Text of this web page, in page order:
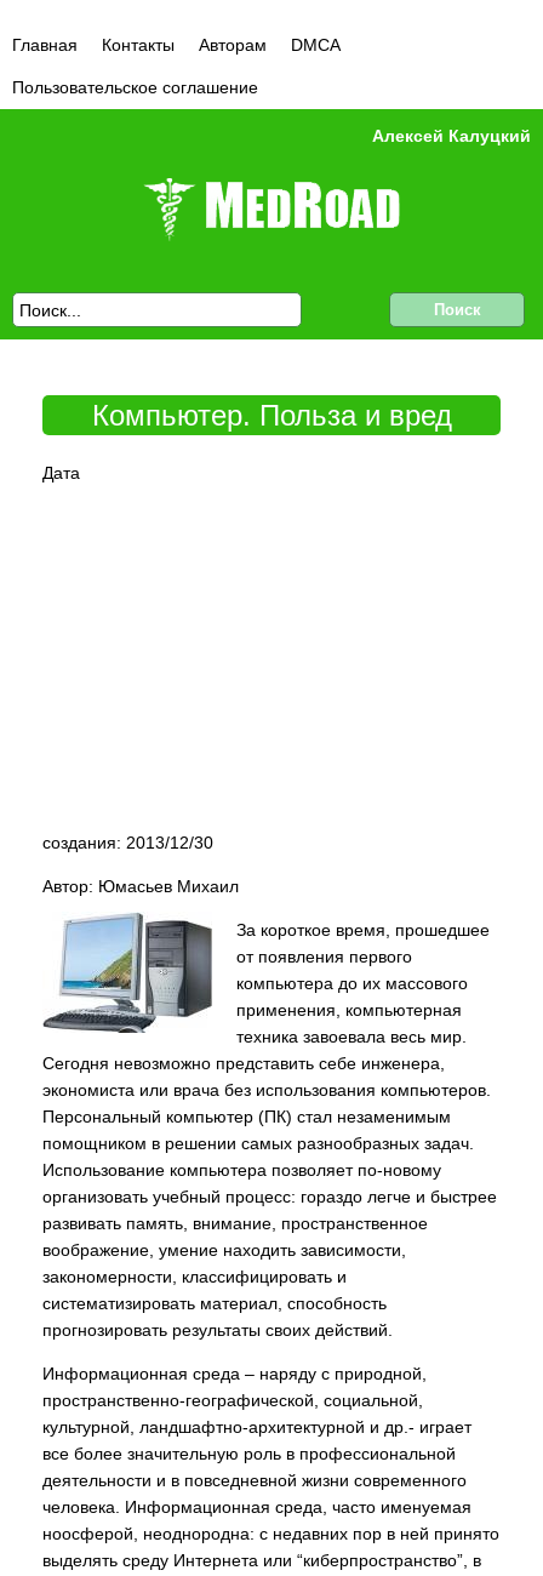
Главная Контакты Авторам DMCA
Пользовательское соглашение
Алексей Калуцкий
Компьютер. Польза и вред
Дата
создания: 2013/12/30
Автор: Юмасьев Михаил
За короткое время, прошедшее
от появления первого
компьютера до их массового
применения, компьютерная
техника завоевала весь мир.
Сегодня невозможно представить себе инженера,
экономиста или врача без использования компьютеров.
Персональный компьютер (ПК) стал незаменимым
помощником в решении самых разнообразных задач.
Использование компьютера позволяет по-новому
организовать учебный процесс: гораздо легче и быстрее
развивать память, внимание, пространственное
воображение, умение находить зависимости,
закономерности, классифицировать и
систематизировать материал, способность
прогнозировать результаты своих действий.
Информационная среда – наряду с природной,
пространственно-географической, социальной,
культурной, ландшафтно-архитектурной и др.- играет
все более значительную роль в профессиональной
деятельности и в повседневной жизни современного
человека. Информационная среда, часто именуемая
ноосферой, неоднородна: с недавних пор в ней принято
выделять среду Интернета или “киберпространство”, в